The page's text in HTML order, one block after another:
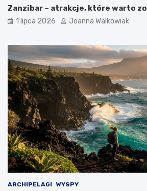
Zanzibar – atrakcje, które warto
1 lipca 2026 Joanna Walkowiak
ARCHIPELAGI WYSPY